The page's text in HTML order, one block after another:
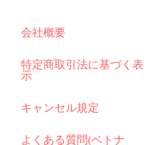
会社概要
特定商取引法に基づく表
示
キャンセル規定
よくある質問(ベトナ